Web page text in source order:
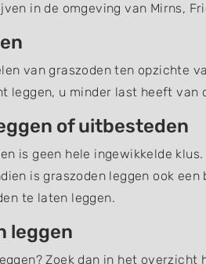
in de omgeving van Mirns,
van graszoden ten opzichte
leggen, u minder last heeft van
of uitbesteden
is geen hele ingewikkelde
is graszoden leggen ook
te laten leggen.
leggen
Zoek dan in het